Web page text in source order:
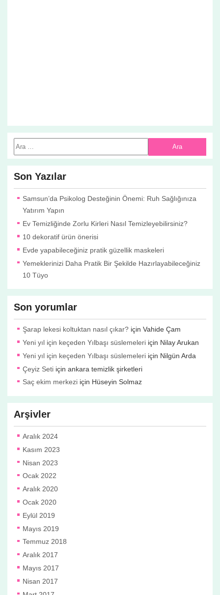
Son Yazılar
Samsun’da Psikolog Desteğinin Önemi: Ruh Sağlığınıza
Yatırım Yapın
Ev Temizliğinde Zorlu Kirleri Nasıl Temizleyebilirsiniz?
10 dekoratif ürün önerisi
Evde yapabileceğiniz pratik güzellik maskeleri
Yemeklerinizi Daha Pratik Bir Şekilde Hazırlayabileceğiniz
10 Tüyo
Son yorumlar
Şarap lekesi koltuktan nasıl çıkar? içinVahide Çam
Yeni yıl için keçeden Yılbaşı süslemeleri için Nilay Arukan
Yeni yıl için keçeden Yılbaşı süslemeleri için Nilgün Arda
Çeyiz Seti içinankara temizlik şirketleri
Saç ekim merkezi için Hüseyin Solmaz
Arşivler
Aralık 2024
Kasım 2023
Nisan 2023
Ocak 2022
Aralık 2020
Ocak 2020
Eylül 2019
Mayıs 2019
Temmuz 2018
Aralık 2017
Mayıs 2017
Nisan 2017